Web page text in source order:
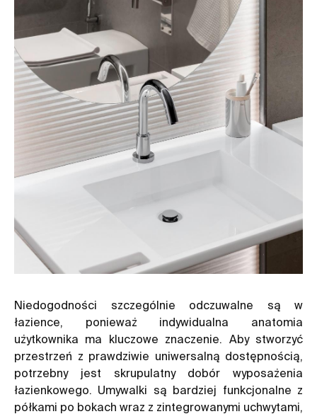
Niedogodności szczególnie odczuwalne są w
łazience, ponieważ indywidualna anatomia
użytkownika ma kluczowe znaczenie. Aby stworzyć
przestrzeń z prawdziwie uniwersalną dostępnością,
potrzebny jest skrupulatny dobór wyposażenia
łazienkowego. Umywalki są bardziej funkcjonalne z
półkami po bokach wraz z zintegrowanymi uchwytami,